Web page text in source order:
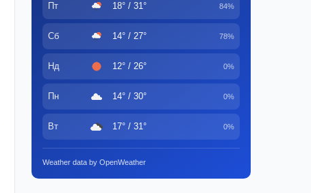
Пт 18° / 31° 84%
Сб 14° / 27° 78%
Нд 12° / 26° 0%
Пн 14° / 30° 0%
Вт 17° / 31° 0%
Weather data by OpenWeather